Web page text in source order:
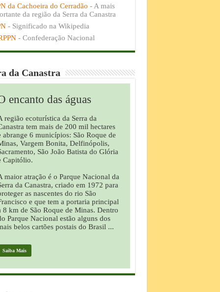
da Cachoeira do Cerradão - A mais
da região da Serra da Canastra
- Significado na Wikipedia
- Confederação Nacional
da Canastra
encanto das águas
região ecoturística da Serra da
tem mais de 200 mil hectares
abrange 6 municípios: São Roque de
Vargem Bonita, Delfinópolis,
São João Batista do Glória
Capitólio.
maior atração é o Parque Nacional da
da Canastra, criado em 1972 para
as nascentes do rio São
e que tem a portaria principal
8 km de São Roque de Minas. Dentro
Parque Nacional estão alguns dos
belos cartões postais do Brasil ...
Saiba Mais